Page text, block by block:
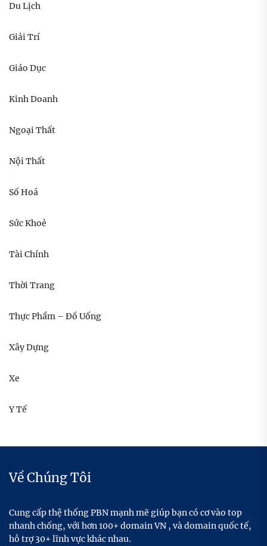
Du Lịch
Giải Trí
Giáo Dục
Kinh Doanh
Ngoại Thất
Nội Thất
Số Hoá
Sức Khoẻ
Tài Chính
Thời Trang
Thực Phẩm – Đồ Uống
Xây Dựng
Xe
Y Tế
Về Chúng Tôi
Cung cấp thệ thống PBN mạnh mẽ giúp bạn có cơ vào top
nhanh chống, với hơn 100+ domain VN , và domain quốc tế,
hỗ trợ 30+ lĩnh vực khác nhau.